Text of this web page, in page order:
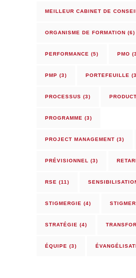
MEILLEUR CABINET DE
ORGANISME DE FORMATION (6)
PERFORMANCE (5) PMO
PMP (3) PORTEFEUILLE
PROCESSUS (3)
PROGRAMME (3)
PROJECT MANAGEMENT (3)
PRÉVISIONNEL (3)
RSE (11)
STIGMERGIE (4)
STRATÉGIE (4)
ÉQUIPE (3)